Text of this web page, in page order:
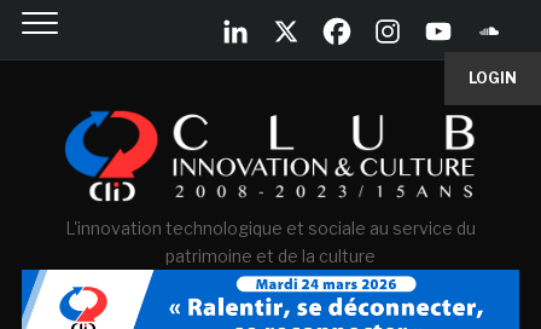
LOGIN
L'innovation technologique et sociale au service du
patrimoine et de la culture